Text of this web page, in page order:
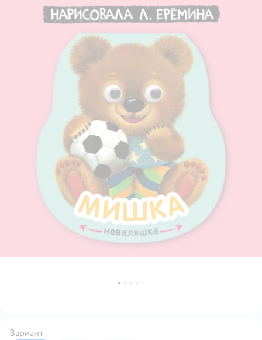
Вариант